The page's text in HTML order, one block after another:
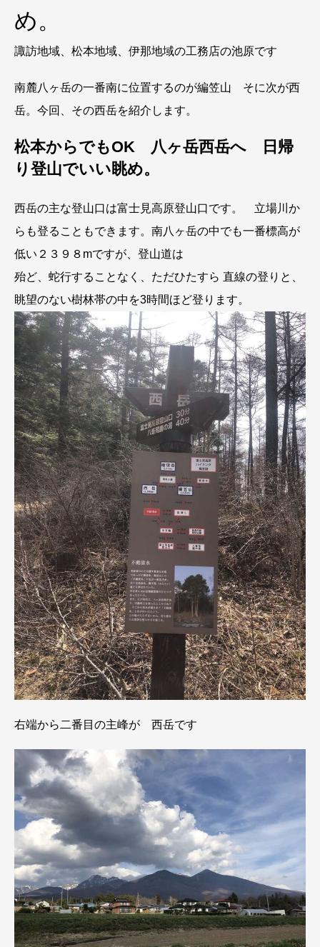
め。
諏訪地域、松本地域、伊那地域の工務店の池原です
南麓八ヶ岳の一番南に位置するのが編笠山 そに次が西
岳。今回、その西岳を紹介します。
松本からでもOK 八ヶ岳西岳へ 日帰
り登山でいい眺め。
西岳の主な登山口は富士見高原登山口です。 立場川か
らも登ることもできます。南八ヶ岳の中でも一番標高が
低い２３９８mですが、登山道は
殆ど、蛇行することなく、ただひたすら 直線の登りと、
眺望のない樹林帯の中を3時間ほど登ります。
右端から二番目の主峰が 西岳です